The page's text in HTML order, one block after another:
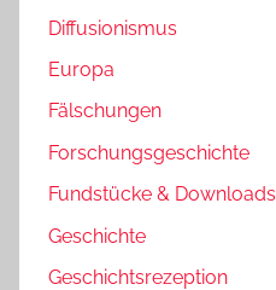
Diffusionismus
Europa
Fälschungen
Forschungsgeschichte
Fundstücke & Downloads
Geschichte
Geschichtsrezeption